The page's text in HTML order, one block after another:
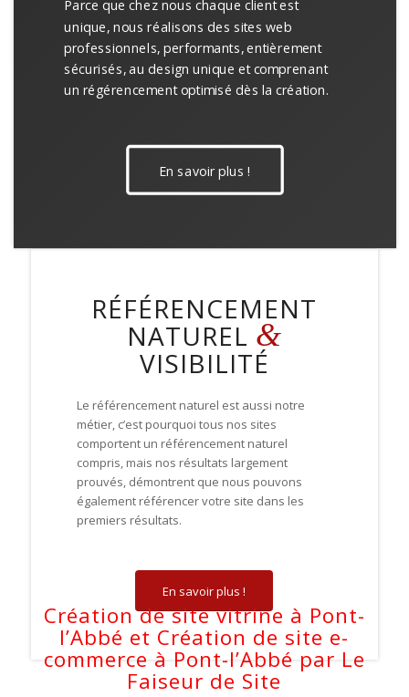
Parce que chez nous chaque client est
unique, nous réalisons des sites web
professionnels, performants, entièrement
sécurisés, au design unique et comprenant
un régérencement optimisé dès la création.
En savoir plus !
RÉFÉRENCEMENT
NATUREL &
VISIBILITÉ
Le référencement naturel est aussi notre
métier, c’est pourquoi tous nos sites
comportent un référencement naturel
compris, mais nos résultats largement
prouvés, démontrent que nous pouvons
également référencer votre site dans les
premiers résultats.
En savoir plus !
Création de site vitrine à Pont-
l’Abbé et Création de site e-
commerce à Pont-l’Abbé par Le
Faiseur de Site